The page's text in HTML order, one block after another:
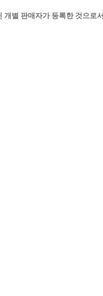
별 판매자가 등록한 것으